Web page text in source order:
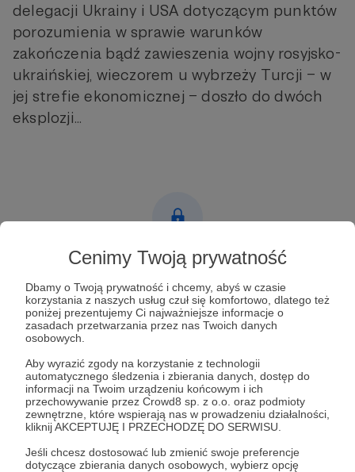
Cenimy Twoją prywatność
Dbamy o Twoją prywatność i chcemy, abyś w czasie
korzystania z naszych usług czuł się komfortowo, dlatego też
poniżej prezentujemy Ci najważniejsze informacje o
zasadach przetwarzania przez nas Twoich danych
osobowych.
Aby wyrazić zgody na korzystanie z technologii
automatycznego śledzenia i zbierania danych, dostęp do
informacji na Twoim urządzeniu końcowym i ich
przechowywanie przez Crowd8 sp. z o.o. oraz podmioty
zewnętrzne, które wspierają nas w prowadzeniu działalności,
kliknij AKCEPTUJĘ I PRZECHODZĘ DO SERWISU.
Jeśli chcesz dostosować lub zmienić swoje preferencje
dotyczące zbierania danych osobowych, wybierz opcję
delegacji Ukrainy i USA dotyczącym punktów
porozumienia w sprawie warunków
zakończenia bądź zawieszenia wojny rosyjsko-
ukraińskiej, wieczorem u wybrzeży Turcji – w
jej strefie ekonomicznej – doszło do dwóch
eksplozji...
Post dostępny tylko dla Patronów
Aby zobaczyć ten materiał musisz być zalogowany
Zaloguj się
Weekly Brief Albert Świdziński Wojciech Jerzy Kittel
Ukraina USA Polska Europa NATO